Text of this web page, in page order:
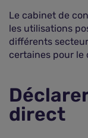
Le cabinet de
les utilisations
différents
certaines pour le
direct